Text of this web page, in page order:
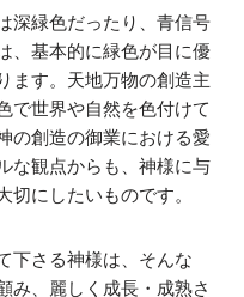
深緑色だったり、青信号
、基本的に緑色が目に優
ます。天地万物の創造主
で世界や自然を色付けて
の創造の御業における愛
な観点からも、神様に与
切にしたいものです。
下さる神様は、そんな
み、麗しく成長・成熟さ